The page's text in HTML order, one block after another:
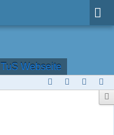
TuS Webseite